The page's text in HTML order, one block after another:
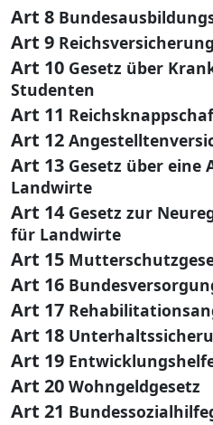
Art 8
Art 9
Art 10 Gesetz über
Studenten
Art 11
Art 12
Art 13 Gesetz über eine
Landwirte
Art 14 Gesetz zur
für Landwirte
Art 15
Art 16
Art 17
Art 18
Art 19
Art 20 Wohngeldgesetz
Art 21